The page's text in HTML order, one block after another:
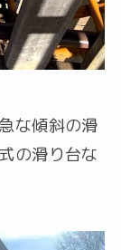
な傾斜の滑
の滑り台な